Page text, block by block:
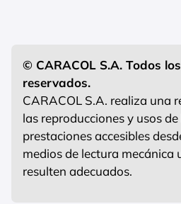
© CARACOL S.A. Todos
reservados.
CARACOL S.A. realiza una
las reproducciones y usos
prestaciones accesibles
medios de lectura mecánica
resulten adecuados.